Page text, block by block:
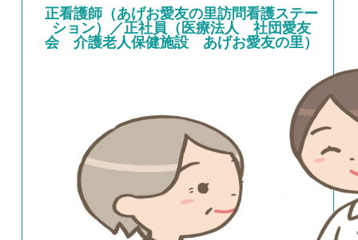
正看護師（あげお愛友の里訪問看護ステー
ション）／正社員（医療法人 社団愛友
会 介護老人保健施設 あげお愛友の里）